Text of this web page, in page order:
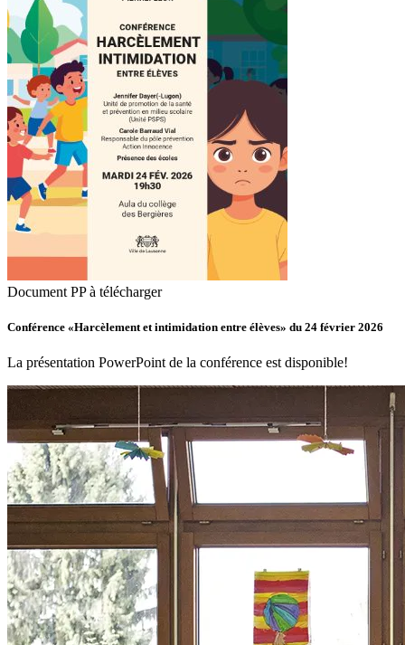
Document PP à télécharger
Conférence «Harcèlement et intimidation entre élèves» du 24 février 2026
La présentation PowerPoint de la conférence est disponible!